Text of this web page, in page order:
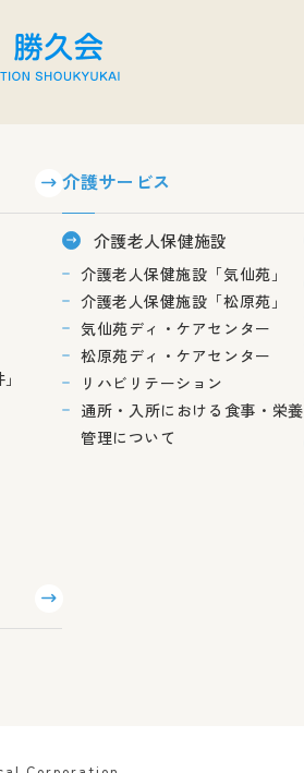
介護サービス
介護老人保健施設
介護老人保健施設「気仙苑」
介護老人保健施設「松原苑」
気仙苑ディ・ケアセンター
松原苑ディ・ケアセンター
リハビリテーション
通所・入所における食事・栄養
管理について